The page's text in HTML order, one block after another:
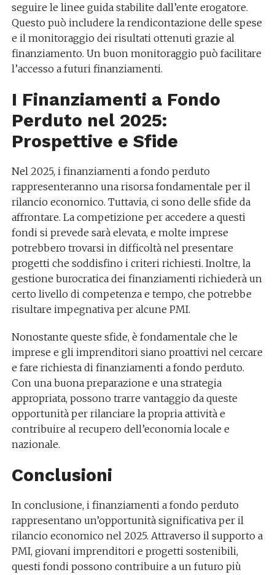
seguire le linee guida stabilite dall’ente erogatore.
Questo può includere la rendicontazione delle spese
e il monitoraggio dei risultati ottenuti grazie al
finanziamento. Un buon monitoraggio può facilitare
l’accesso a futuri finanziamenti.
I Finanziamenti a Fondo
Perduto nel 2025:
Prospettive e Sfide
Nel 2025, i finanziamenti a fondo perduto
rappresenteranno una risorsa fondamentale per il
rilancio economico. Tuttavia, ci sono delle sfide da
affrontare. La competizione per accedere a questi
fondi si prevede sarà elevata, e molte imprese
potrebbero trovarsi in difficoltà nel presentare
progetti che soddisfino i criteri richiesti. Inoltre, la
gestione burocratica dei finanziamenti richiederà un
certo livello di competenza e tempo, che potrebbe
risultare impegnativa per alcune PMI.
Nonostante queste sfide, è fondamentale che le
imprese e gli imprenditori siano proattivi nel cercare
e fare richiesta di finanziamenti a fondo perduto.
Con una buona preparazione e una strategia
appropriata, possono trarre vantaggio da queste
opportunità per rilanciare la propria attività e
contribuire al recupero dell’economia locale e
nazionale.
Conclusioni
In conclusione, i finanziamenti a fondo perduto
rappresentano un’opportunità significativa per il
rilancio economico nel 2025. Attraverso il supporto a
PMI, giovani imprenditori e progetti sostenibili,
questi fondi possono contribuire a un futuro più